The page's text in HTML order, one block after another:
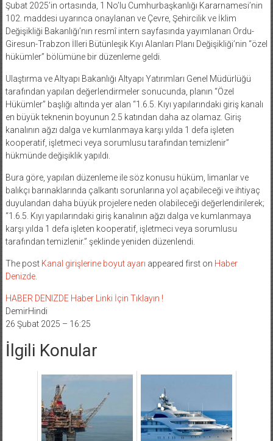
Şubat 2025’in ortasında, 1 No’lu Cumhurbaşkanlığı Kararnamesi’nin
102. maddesi uyarınca onaylanan ve Çevre, Şehircilik ve İklim
Değişikliği Bakanlığı’nın resmî intern sayfasında yayımlanan Ordu-
Giresun-Trabzon İlleri Bütünleşik Kıyı Alanları Planı Değişikliği’nin “özel
hükümler” bölümüne bir düzenleme geldi.
Ulaştırma ve Altyapı Bakanlığı Altyapı Yatırımları Genel Müdürlüğü
tarafından yapılan değerlendirmeler sonucunda, planın “Özel
Hükümler” başlığı altında yer alan “1.6.5. Kıyı yapılarındaki giriş kanalı
en büyük teknenin boyunun 2.5 katından daha az olamaz. Giriş
kanalının ağzı dalga ve kumlanmaya karşı yılda 1 defa işleten
kooperatif, işletmeci veya sorumlusu tarafından temizlenir”
hükmünde değişiklik yapıldı.
Bura göre, yapılan düzenleme ile söz konusu hüküm, limanlar ve
balıkçı barınaklarında çalkantı sorunlarına yol açabileceği ve ihtiyaç
duyulandan daha büyük projelere neden olabileceği değerlendirilerek;
“1.6.5. Kıyı yapılarındaki giriş kanalının ağzı dalga ve kumlanmaya
karşı yılda 1 defa işleten kooperatif, işletmeci veya sorumlusu
tarafından temizlenir.” şeklinde yeniden düzenlendi.
The post Kanal girişlerine boyut ayarı appeared first on Haber
Denizde.
HABER DENIZDE Haber Linki İçin Tıklayın !
DemirHindi
26 Şubat 2025 – 16:25
İlgili Konular